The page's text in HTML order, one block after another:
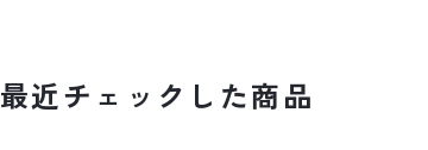
最近チェックした商品